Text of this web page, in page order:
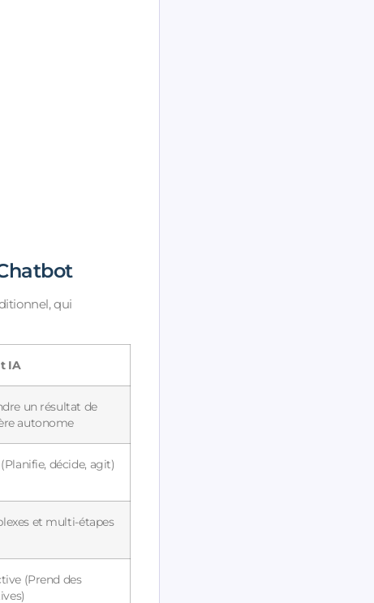
qui
IA
un résultat de
autonome
(Planifie, décide, agit)
et multi-étapes
(Prend des